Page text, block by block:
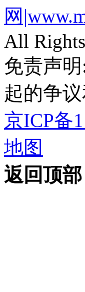
网
All
免责声
起的争议
京ICP备
地图
返回顶部